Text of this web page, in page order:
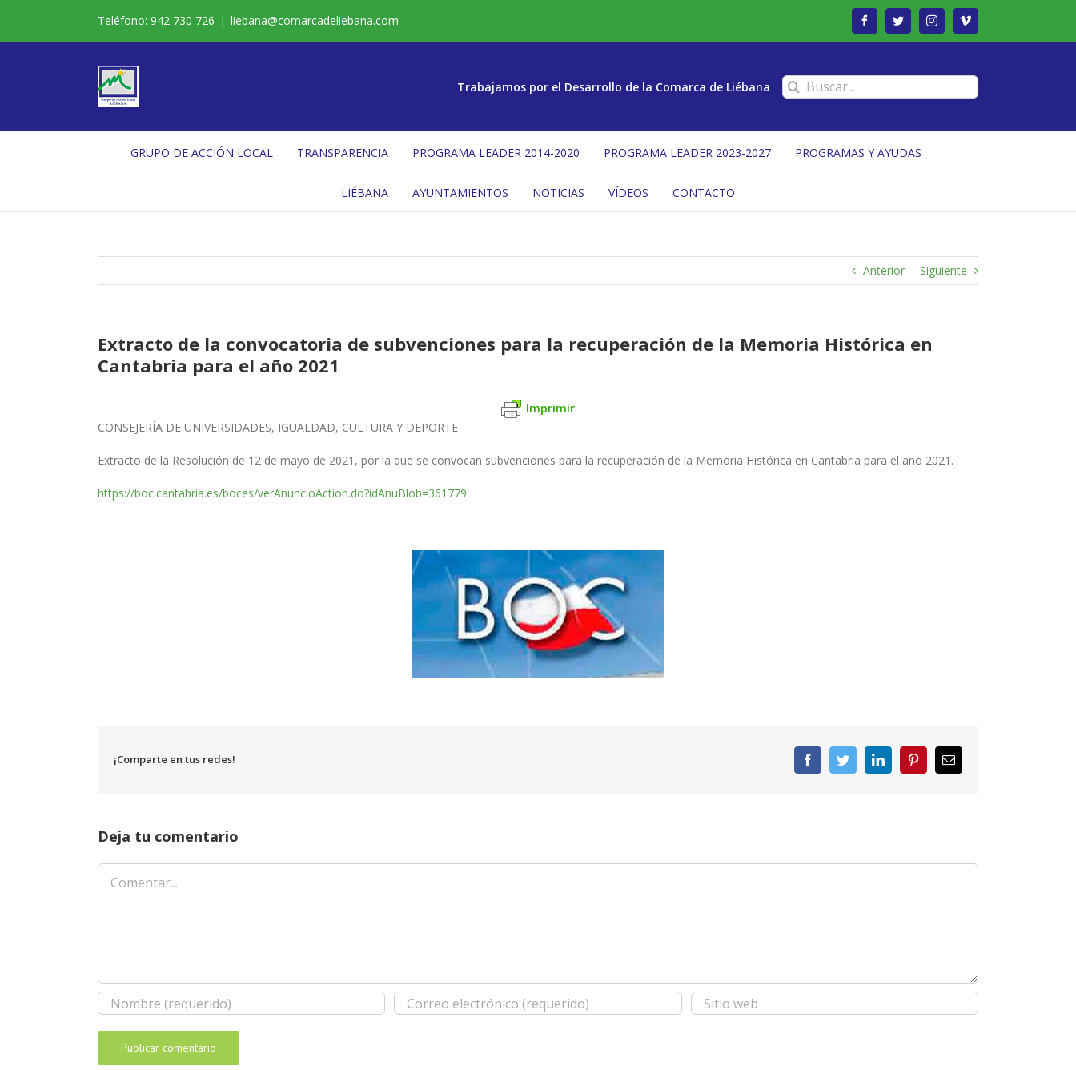
contenido
Teléfono: 942 730 726 | liebana@comarcadeliebana.com FacebookTwitterInstagramVimeo
Trabajamos por el Desarrollo de la Comarca de Liébana Buscar:
GRUPO DE ACCIÓN LOCAL TRANSPARENCIA PROGRAMA LEADER 2014-2020 PROGRAMA LEADER 2023-2027 PROGRAMAS Y AYUDAS
LIÉBANA AYUNTAMIENTOS NOTICIAS VÍDEOS CONTACTO
Anterior Siguiente
Extracto de la convocatoria de subvenciones para la recuperación de la Memoria Histórica en
Cantabria para el año 2021
Imprimir
CONSEJERÍA DE UNIVERSIDADES, IGUALDAD, CULTURA Y DEPORTE
Extracto de la Resolución de 12 de mayo de 2021, por la que se convocan subvenciones para la recuperación de la Memoria Histórica en Cantabria para el año 2021.
https://boc.cantabria.es/boces/verAnuncioAction.do?idAnuBlob=361779
¡Comparte en tus redes! FacebookTwitterLinkedInPinterestCorreo
electrónico
Deja tu comentario
Comentar